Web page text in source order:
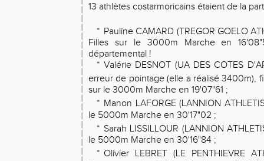
13 athlètes costarmoricains étaient de la
* Pauline CAMARD (TREGOR GOELO
Filles sur le 3000m Marche en
départemental !
* Valérie DESNOT (UA DES COTES
erreur de pointage (elle a réalisé 3400m),
sur le 3000m Marche en 19'07"61 ;
* Manon LAFORGE (LANNION
le 5000m Marche en 30'17"02 ;
* Sarah LISSILLOUR (LANNION
le 5000m Marche en 30'16"84 ;
* Olivier LEBRET (LE PENTHIEVRE